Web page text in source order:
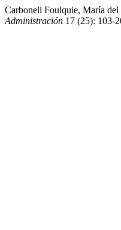
Carbonell Foulquie, María
Administración 17 (25): 103-